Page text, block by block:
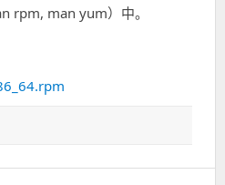
rpm, man yum）中。